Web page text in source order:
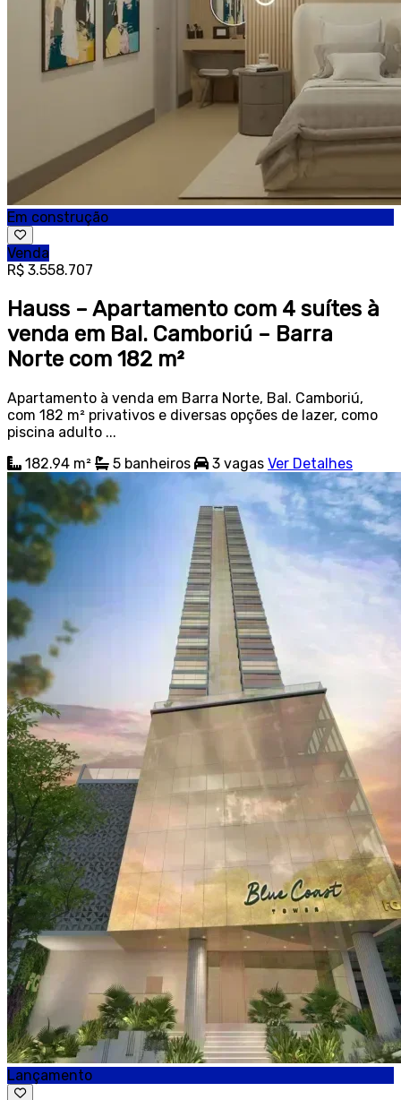
Em construção
Venda
R$ 3.558.707
Hauss – Apartamento com 4 suítes à
venda em Bal. Camboriú – Barra
Norte com 182 m²
Apartamento à venda em Barra Norte, Bal. Camboriú,
com 182 m² privativos e diversas opções de lazer, como
piscina adulto ...
182.94 m²
5 banheiros 3 vagas Ver Detalhes
Lançamento